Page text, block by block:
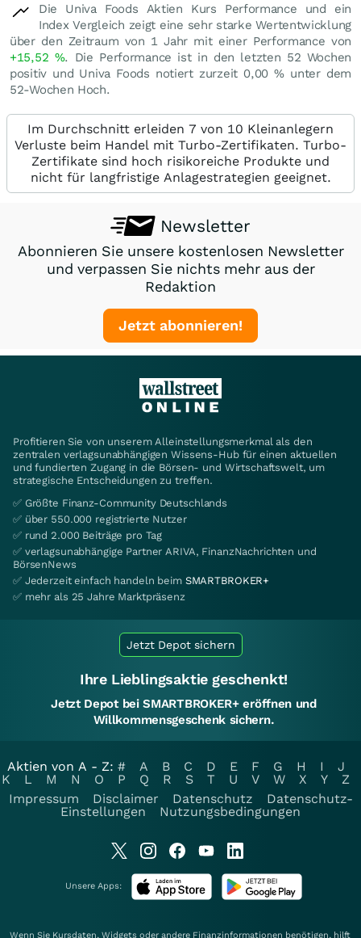
Die Univa Foods Aktien Kurs Performance und ein
Index Vergleich zeigt eine sehr starke Wertentwicklung
über den Zeitraum von 1 Jahr mit einer Performance von
+15,52 %. Die Performance ist in den letzten 52 Wochen
positiv und Univa Foods notiert zurzeit 0,00%unter dem
52-Wochen Hoch.
Im Durchschnitt erleiden 7 von 10 Kleinanlegern
Verluste beim Handel mit Turbo-Zertifikaten. Turbo-
Zertifikate sind hoch risikoreiche Produkte und
nicht für langfristige Anlagestrategien geeignet.
Newsletter
Abonnieren Sie unsere kostenlosen Newsletter
und verpassen Sie nichts mehr aus der
Redaktion
Jetzt abonnieren!
Profitieren Sie von unserem Alleinstellungsmerkmal als den
zentralen verlagsunabhängigen Wissens-Hub für einen aktuellen
und fundierten Zugang in die Börsen- und Wirtschaftswelt, um
strategische Entscheidungen zu treffen.
✅ Größte Finanz-Community Deutschlands
✅ über 550.000 registrierte Nutzer
✅ rund 2.000 Beiträge pro Tag
✅ verlagsunabhängige Partner ARIVA, FinanzNachrichten und
BörsenNews
✅ Jederzeit einfach handeln beim SMARTBROKER+
✅ mehr als 25 Jahre Marktpräsenz
Jetzt Depot sichern
Ihre Lieblingsaktie geschenkt!
Jetzt Depot bei SMARTBROKER+ eröffnen und
Willkommensgeschenk sichern.
Aktien von A - Z: # A B C D E F G H I
J
K
L M N O P Q R S T U V W X Y
Z
Impressum
Disclaimer Datenschutz
Datenschutz-
Einstellungen
Nutzungsbedingungen
Unsere Apps:
Wenn Sie Kursdaten, Widgets oder andere Finanzinformationen benötigen, hilft